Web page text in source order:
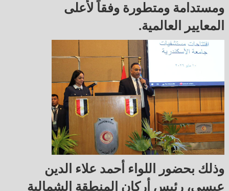
ومستدامة ومتطورة وفقاً لأعلى
المعايير العالمية.
وذلك بحضور اللواء أحمد علاء الدين
عيسى، رئيس أركان المنطقة الشمالية